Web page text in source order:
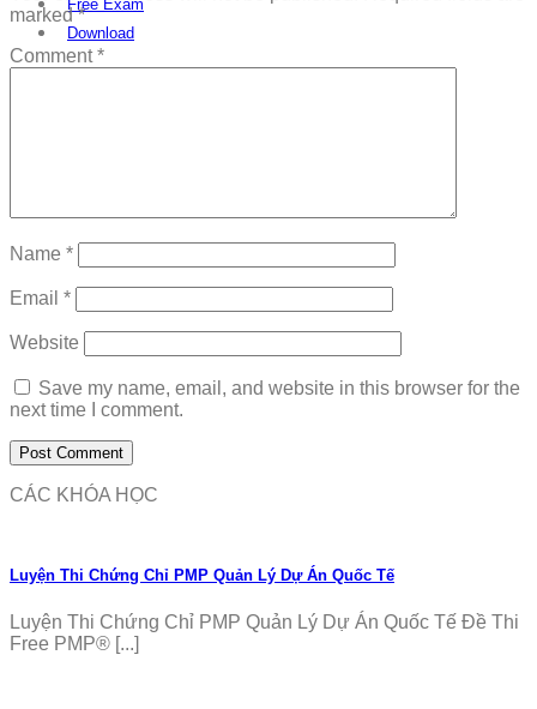
Free Exam
Download
marked*
Comment*
Name *
Email *
Website
Save my name, email, and website in this browser for the
next time I comment.
CÁC KHÓA HỌC
Luyện Thi Chứng Chỉ PMP Quản Lý Dự Án Quốc Tế
Luyện Thi Chứng Chỉ PMP Quản Lý Dự Án Quốc Tế Đề Thi
Free PMP® [...]